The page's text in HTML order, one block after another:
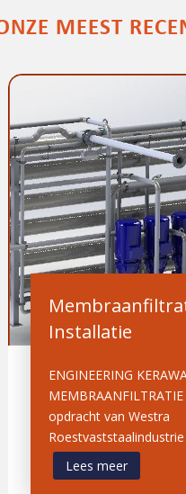
MEEST
Installatie
ENGINEERING
opdracht van Westra
Lees meer